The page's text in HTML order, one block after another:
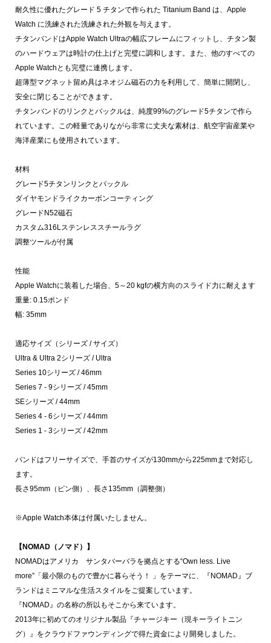
耐久性に優れたグレード 5 チタンで作られた Titanium Band は、Apple
Watch に洗練された洗練された外観を与えます。
チタンバンドはApple Watch Ultraの幅広フレームにフィットし、チタン製
のハードウェアは時計の仕上げと完璧に調和します。また、他のすべての
Apple Watchとも完璧に連携します。
超薄型マグネット留め具はネオジム磁石の力を利用して、簡単に開閉し、
安全に閉じることができます。
チタンバンドのリンクとバックルは、純度99%のグレード5チタンで作ら
れています。この軽量でありながら非常に丈夫な素材は、航空宇宙産業や
海洋産業にも使用されています。
材料
グレード5チタンリンクとバックル
ダイヤモンドライクカーボンコーティング
グレードN52磁石
カスタム316Lステンレススチールラグ
調整ツールが付属
性能
Apple Watchに装着した場合、5～20 kgfの横方向のスライド力に耐えます
重量: 0.15ポンド
幅: 35mm
適応サイズ（シリーズ / サイズ）
Ultra & Ultra 2シリーズ / Ultra
Series 10シリーズ / 46mm
Series 7 - 9シリーズ / 45mm
SEシリーズ / 44mm
Series 4 - 6シリーズ / 44mm
Series 1 - 3シリーズ / 42mm
バンドはフリーサイズで、手首のサイズが130mmから225mmまで対応し
ます。
長さ95mm（ピン側）、長さ135mm（調整側）
※Apple Watch本体は付属いたしません。
【NOMAD（ノマド）】
NOMADはアメリカ サンタバーバラを拠点とする“Own less. Live
more”「最小限のもので豊かに暮らそう！ 」をテーマに、『NOMAD』ブ
ランドはミニマルな生活スタイルをご提案しています。
『NOMAD』の名称の所以もそこから来ています。
2013年に初めてのオリジナル製品『チャージキー（現キーライトニン
グ）』をクラウドファウンディングで得た資金により開発しました。